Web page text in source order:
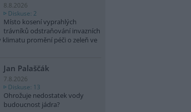
8.8.2026
Diskuse: 2
Místo kosení vyprahlých
trávníků odstraňování invazních
klimatu promění péči o zeleň ve
Jan Palaščák
7.8.2026
Diskuse: 13
Ohrožuje nedostatek vody
budoucnost jádra?